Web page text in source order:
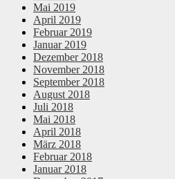
Mai 2019
April 2019
Februar 2019
Januar 2019
Dezember 2018
November 2018
September 2018
August 2018
Juli 2018
Mai 2018
April 2018
März 2018
Februar 2018
Januar 2018